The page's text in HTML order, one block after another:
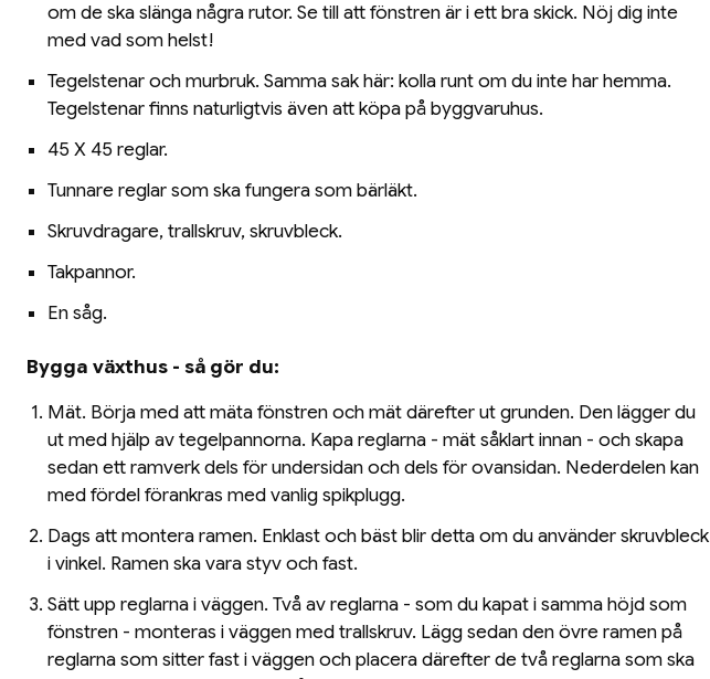
om de ska slänga några rutor. Se till att fönstren är i ett bra skick. Nöj dig inte
med vad som helst!
Tegelstenar och murbruk. Samma sak här: kolla runt om du inte har hemma.
Tegelstenar finns naturligtvis även att köpa på byggvaruhus.
45 X 45 reglar.
Tunnare reglar som ska fungera som bärläkt.
Skruvdragare, trallskruv, skruvbleck.
Takpannor.
En såg.
Bygga växthus - så gör du:
Mät. Börja med att mäta fönstren och mät därefter ut grunden. Den lägger du
ut med hjälp av tegelpannorna. Kapa reglarna - mät såklart innan - och skapa
sedan ett ramverk dels för undersidan och dels för ovansidan. Nederdelen kan
med fördel förankras med vanlig spikplugg.
Dags att montera ramen. Enklast och bäst blir detta om du använder skruvbleck
i vinkel. Ramen ska vara styv och fast.
Sätt upp reglarna i väggen. Två av reglarna - som du kapat i samma höjd som
fönstren - monteras i väggen med trallskruv. Lägg sedan den övre ramen på
reglarna som sitter fast i väggen och placera därefter de två reglarna som ska